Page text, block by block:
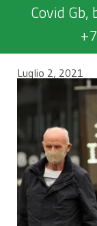
Covid
Luglio 2, 2021